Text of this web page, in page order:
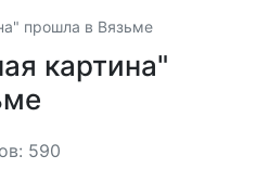
прошла в Вязьме
картина"
590